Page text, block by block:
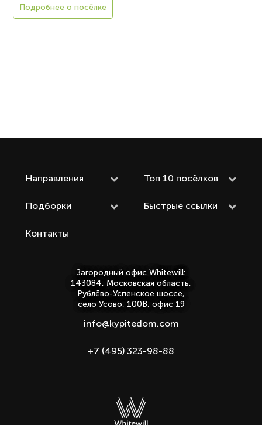
Подробнее о посёлке
Направления Топ 10 посёлков
Подборки Быстрые ссылки
Контакты
Загородный офис Whitewill:
143084, Московская область,
Рублёво-Успенское шоссе,
село Усово, 100В, офис 19
info@kypitedom.com
+7 (495) 323-98-88